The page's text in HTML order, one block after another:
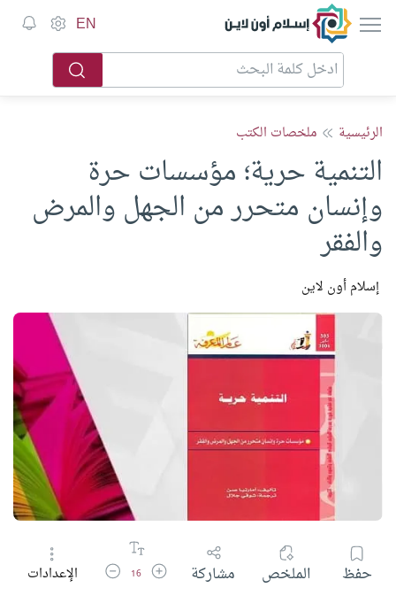
إسلام أون لاين EN
الرئيسية ملخصات الكتب
التنمية حرية؛ مؤسسات حرة
وإنسان متحرر من الجهل والمرض
والفقر
إسلام أون لاين
حفظ الملخص مشاركة زيادة حجم الخط
16 تقليل حجم الخط
الإعدادات